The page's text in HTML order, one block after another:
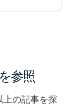
参照
の記事を探